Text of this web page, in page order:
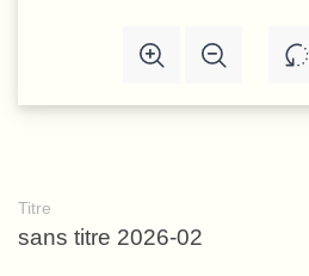
Titre
sans titre 2026-02